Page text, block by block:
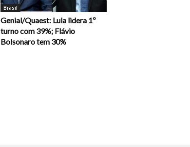
Brasil
Genial/Quaest: Lula lidera 1º
turno com 39%; Flávio
Bolsonaro tem 30%